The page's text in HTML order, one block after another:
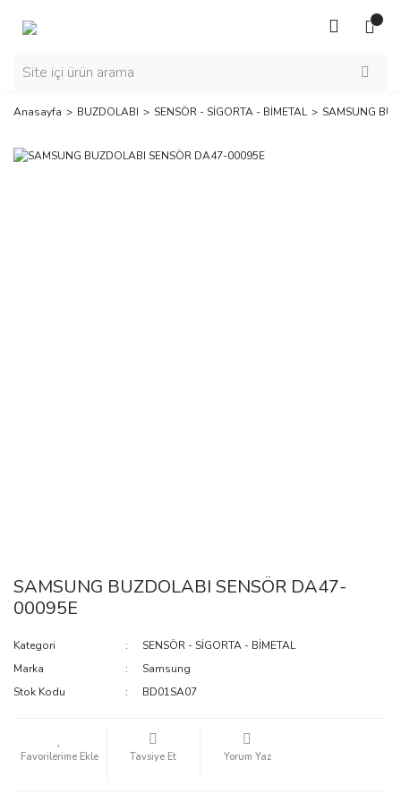
Anasayfa BUZDOLABI SENSÖR - SİGORTA - BİMETAL SAMSUNG
SAMSUNG BUZDOLABI SENSÖR DA47-
00095E
Kategori
SENSÖR - SİGORTA - BİMETAL
Marka
Samsung
Stok Kodu
BD01SA07
Tavsiye Et Yorum Yaz